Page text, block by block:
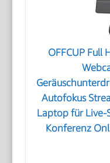
OFFCUP Full
Autofokus
Laptop für
Konferenz